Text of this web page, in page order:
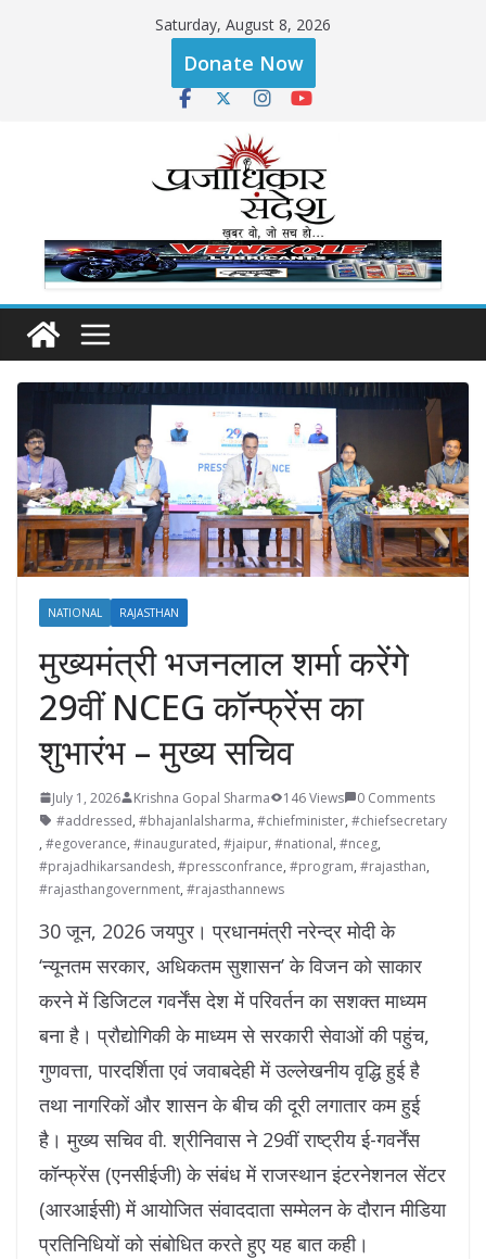
Saturday, August 8, 2026
Donate Now
NATIONAL RAJASTHAN
मुख्यमंत्री भजनलाल शर्मा करेंगे
29वीं NCEG कॉन्फ्रेंस का
शुभारंभ – मुख्य सचिव
July 1, 2026 Krishna Gopal Sharma 146 Views
0 Comments
#addressed, #bhajanlalsharma, #chiefminister, #chiefsecretary
, #egoverance, #inaugurated, #jaipur, #national, #nceg,
#prajadhikarsandesh, #pressconfrance, #program, #rajasthan,
#rajasthangovernment, #rajasthannews
30 जून, 2026 जयपुर। प्रधानमंत्री नरेन्द्र मोदी के
‘न्यूनतम सरकार, अधिकतम सुशासन’ के विजन को साकार
करने में डिजिटल गवर्नेंस देश में परिवर्तन का सशक्त माध्यम
बना है। प्रौद्योगिकी के माध्यम से सरकारी सेवाओं की पहुंच,
गुणवत्ता, पारदर्शिता एवं जवाबदेही में उल्लेखनीय वृद्धि हुई है
तथा नागरिकों और शासन के बीच की दूरी लगातार कम हुई
है। मुख्य सचिव वी. श्रीनिवास ने 29वीं राष्ट्रीय ई-गवर्नेंस
कॉन्फ्रेंस (एनसीईजी) के संबंध में राजस्थान इंटरनेशनल सेंटर
(आरआईसी) में आयोजित संवाददाता सम्मेलन के दौरान मीडिया
प्रतिनिधियों को संबोधित करते हुए यह बात कही।